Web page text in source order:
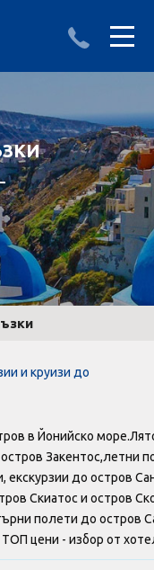
и круизи до
в Йонийско
Закентос,летни
до остров
Скиатос и остров
полети до остров
цени - избор от